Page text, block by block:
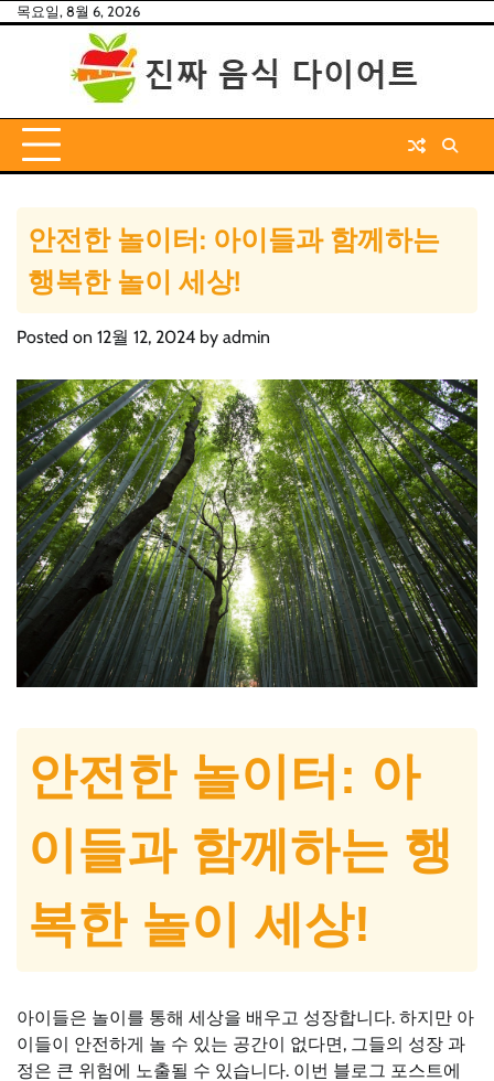
Skip목요일, 8월 6, 2026
안전한 놀이터: 아이들과 함께하는
행복한 놀이 세상!
Posted on 12월 12, 2024 by admin
안전한 놀이터: 아
이들과 함께하는 행
복한 놀이 세상!
아이들은 놀이를 통해 세상을 배우고 성장합니다. 하지만 아
이들이 안전하게 놀 수 있는 공간이 없다면, 그들의 성장 과
정은 큰 위험에 노출될 수 있습니다. 이번 블로그 포스트에